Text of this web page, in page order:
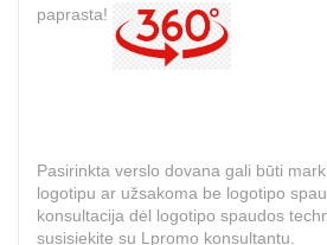
paprasta!
Pasirinkta verslo dovana gali būti
logotipu ar užsakoma be logotipo
konsultacija dėl logotipo spaudos
susisiekite su Lpromo konsultantu.